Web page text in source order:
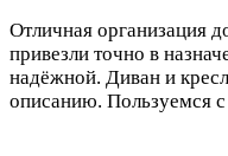
Отличная организация
привезли точно в
надёжной. Диван и
описанию. Пользуемся с